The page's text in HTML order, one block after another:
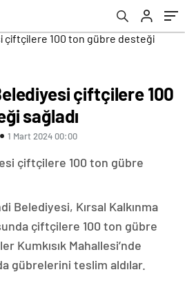
çiftçilere 100
sağladı
1 Mart 2024 00:00
çiftçilere 100 ton gübre
Belediyesi, Kırsal Kalkınma
çiftçilere 100 ton gübre
Kumkısık Mahallesi’nde
gübrelerini teslim aldılar.